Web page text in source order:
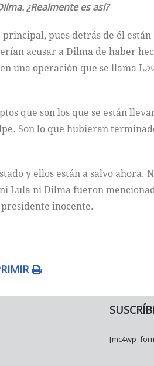
¿Realmente es así?
pues detrás de él
acusar a Dilma de haber
una operación que se llama L
que son los que se están
Son lo que hubieran
y ellos están a salvo
Lula ni Dilma fueron
inocente.